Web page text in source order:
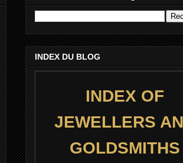
INDEX DU BLOG
INDEX OF
JEWELLERS
GOLDSMITHS